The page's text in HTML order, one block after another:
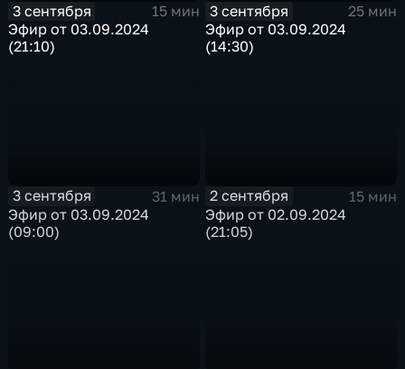
3 сентября
15 мин
Эфир от 03.09.2024
(21:10)
3 сентября
25 мин
Эфир от 03.09.2024
(14:30)
3 сентября
31 мин
Эфир от 03.09.2024
(09:00)
2 сентября
15 мин
Эфир от 02.09.2024
(21:05)